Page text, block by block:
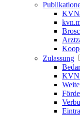
Zulassung